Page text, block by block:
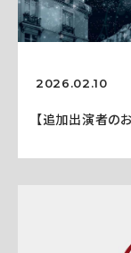
2026.02.10
【追加出演者の